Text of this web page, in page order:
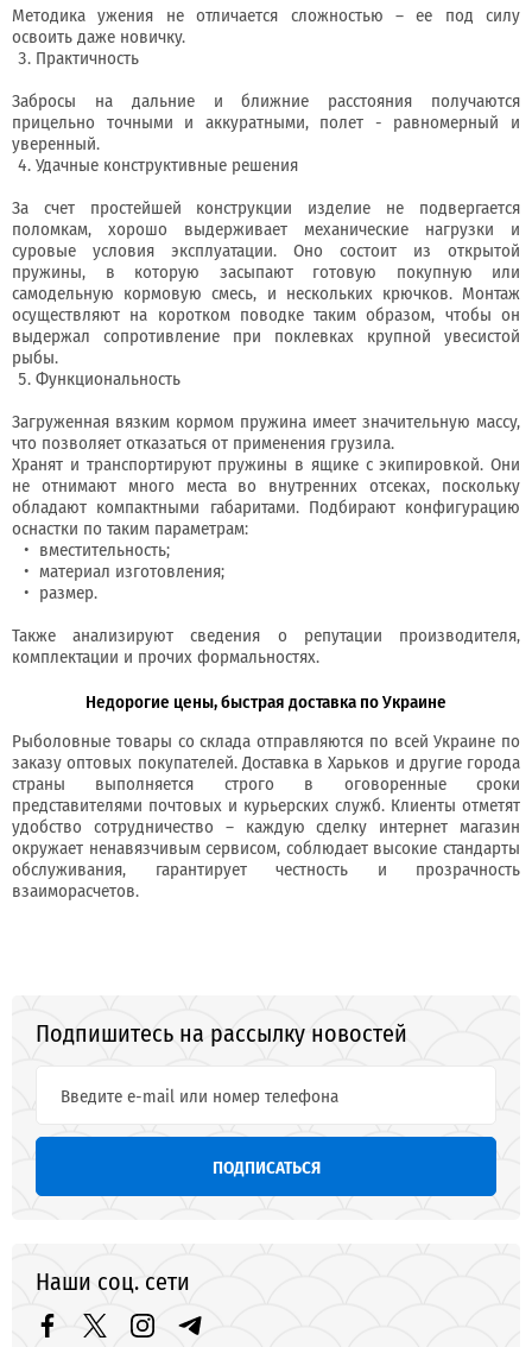
Методика ужения не отличается сложностью – ее под силу
освоить даже новичку.
Практичность
Забросы на дальние и ближние расстояния получаются
прицельно точными и аккуратными, полет - равномерный и
уверенный.
Удачные конструктивные решения
За счет простейшей конструкции изделие не подвергается
поломкам, хорошо выдерживает механические нагрузки и
суровые условия эксплуатации. Оно состоит из открытой
пружины, в которую засыпают готовую покупную или
самодельную кормовую смесь, и нескольких крючков. Монтаж
осуществляют на коротком поводке таким образом, чтобы он
выдержал сопротивление при поклевках крупной увесистой
рыбы.
Функциональность
Загруженная вязким кормом пружина имеет значительную массу,
что позволяет отказаться от применения грузила.
Хранят и транспортируют пружины в ящике с экипировкой. Они
не отнимают много места во внутренних отсеках, поскольку
обладают компактными габаритами. Подбирают конфигурацию
оснастки по таким параметрам:
вместительность;
материал изготовления;
размер.
Также анализируют сведения о репутации производителя,
комплектации и прочих формальностях.
Недорогие цены, быстрая доставка по Украине
Рыболовные товары со склада отправляются по всей Украине по
заказу оптовых покупателей. Доставка в Харьков и другие города
страны выполняется строго в оговоренные сроки
представителями почтовых и курьерских служб. Клиенты отметят
удобство сотрудничество – каждую сделку интернет магазин
окружает ненавязчивым сервисом, соблюдает высокие стандарты
обслуживания, гарантирует честность и прозрачность
взаиморасчетов.
Подпишитесь на рассылку новостей
ПОДПИСАТЬСЯ
Наши соц. сети